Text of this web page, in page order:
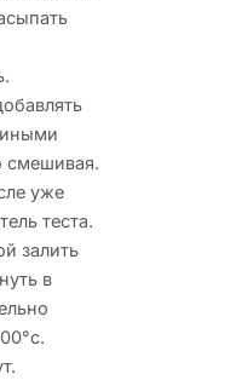
смешивая.
уже
теста.
залить
в